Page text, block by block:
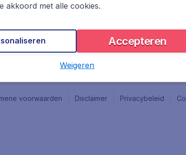
voorwaarden Disclaimer Privacybeleid
akkoord met alle cookies.
Accepteren
Weigeren